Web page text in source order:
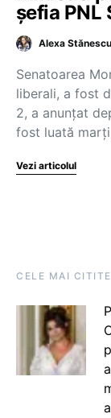
șefia PNL
Alexa Stănescu
Senatoarea
liberali, a fost
2, a anunțat
fost luată
Vezi articolul
CELE MAI